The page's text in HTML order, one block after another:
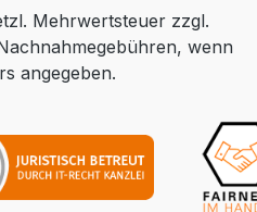
Mehrwertsteuer zzgl.
wenn
angegeben.